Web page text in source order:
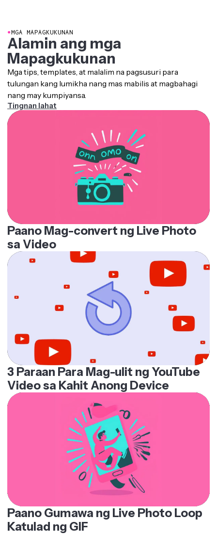
Alamin ang mga
Mapagkukunan
Mga tips, templates, at malalim na pagsusuri para
tulungan kang lumikha nang mas mabilis at magbahagi
nang may kumpiyansa.
Tingnan lahat
Paano Mag-convert ng Live Photo
sa Video
3 Paraan Para Mag-ulit ng YouTube
Video sa Kahit Anong Device
Paano Gumawa ng Live Photo Loop
Katulad ng GIF